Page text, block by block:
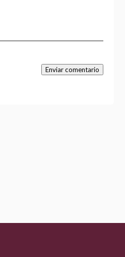
Enviar comentario